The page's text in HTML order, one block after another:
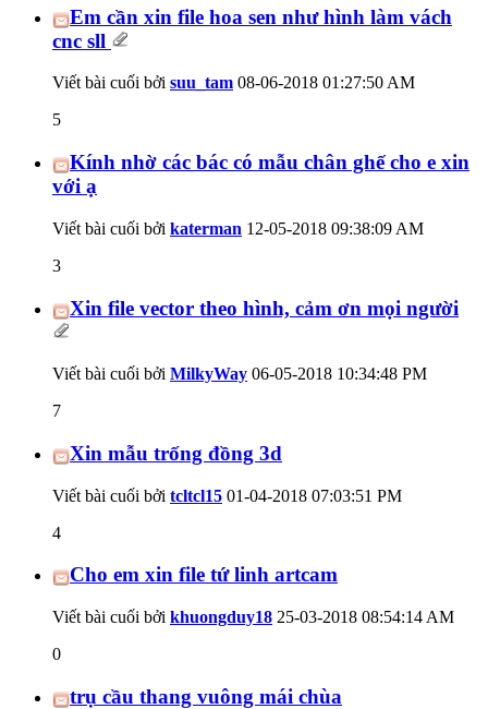
Em cần xin file hoa sen như hình làm vách
cnc sll
Viết bài cuối bởi suu_tam 08-06-2018 01:27:50 AM
5
Kính nhờ các bác có mẫu chân ghế cho e xin
với ạ
Viết bài cuối bởi katerman 12-05-2018 09:38:09 AM
3
Xin file vector theo hình, cảm ơn mọi người
Viết bài cuối bởi MilkyWay 06-05-2018 10:34:48 PM
7
Xin mẫu trống đồng 3d
Viết bài cuối bởi tcltcl15 01-04-2018 07:03:51 PM
4
Cho em xin file tứ linh artcam
Viết bài cuối bởi khuongduy18 25-03-2018 08:54:14 AM
0
trụ cầu thang vuông mái chùa